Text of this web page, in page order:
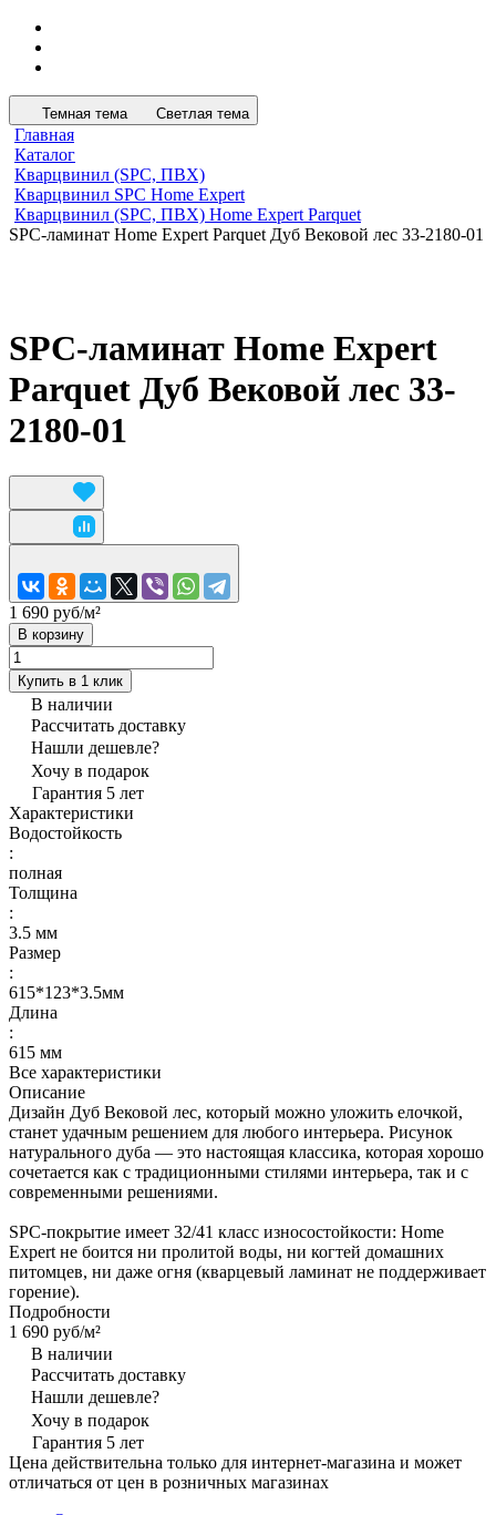
Темная тема Светлая тема
Главная
Каталог
Кварцвинил (SPC, ПВХ)
Кварцвинил SPC Home Expert
Кварцвинил (SPC, ПВХ) Home Expert Parquet
SPC-ламинат Home Expert Parquet Дуб Вековой лес 33-2180-01
SPC-ламинат Home Expert
Parquet Дуб Вековой лес 33-
2180-01
1 690 руб/м²
В корзину
Купить в 1 клик
В наличии
Рассчитать доставку
Нашли дешевле?
Хочу в подарок
Гарантия 5 лет
Характеристики
Водостойкость
:
полная
Толщина
:
3.5 мм
Размер
:
615*123*3.5мм
Длина
:
615 мм
Все характеристики
Описание
Дизайн Дуб Вековой лес, который можно уложить елочкой,
станет удачным решением для любого интерьера. Рисунок
натурального дуба — это настоящая классика, которая хорошо
сочетается как с традиционными стилями интерьера, так и с
современными решениями.
SPC-покрытие имеет 32/41 класс износостойкости: Home
Expert не боится ни пролитой воды, ни когтей домашних
питомцев, ни даже огня (кварцевый ламинат не поддерживает
горение).
Подробности
1 690 руб/м²
В наличии
Рассчитать доставку
Нашли дешевле?
Хочу в подарок
Гарантия 5 лет
Цена действительна только для интернет-магазина и может
отличаться от цен в розничных магазинах